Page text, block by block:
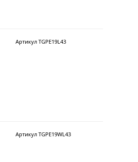
Артикул TGPE19L43
Артикул TGPE19WL43